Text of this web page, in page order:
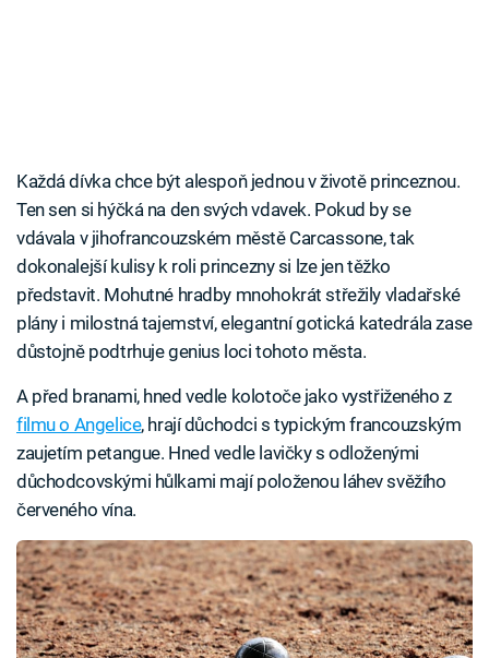
Každá dívka chce být alespoň jednou v životě princeznou.
Ten sen si hýčká na den svých vdavek. Pokud by se
vdávala v jihofrancouzském městě Carcassone, tak
dokonalejší kulisy k roli princezny si lze jen těžko
představit. Mohutné hradby mnohokrát střežily vladařské
plány i milostná tajemství, elegantní gotická katedrála zase
důstojně podtrhuje genius loci tohoto města.
A před branami, hned vedle kolotoče jako vystřiženého z
filmu o Angelice, hrají důchodci s typickým francouzským
zaujetím petangue. Hned vedle lavičky s odloženými
důchodcovskými hůlkami mají položenou láhev svěžího
červeného vína.